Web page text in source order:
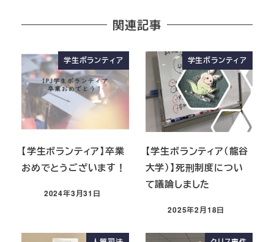
関連記事
学生ボランティア
【学生ボランティア】卒業
おめでとうございます！
2024年3月31日
学生ボランティア
【学生ボランティア（龍谷
大学）】死刑制度につい
て議論しました
2025年2月18日